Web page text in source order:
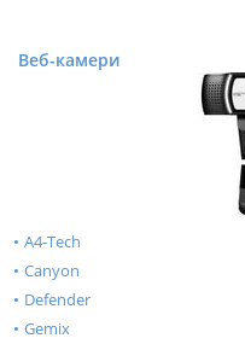
Веб-камери
A4-Tech
Canyon
Defender
Gemix